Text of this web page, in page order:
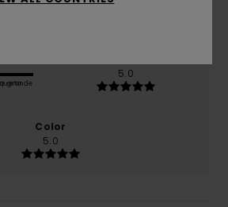
5.0
grande
5.0
Color
5.0